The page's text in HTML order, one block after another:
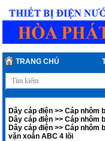
TRANG CHỦ
Dây cáp điện >>Cáp nhôm
Dây cáp điện >>Cáp nhôm
Dây cáp điện >>Cáp nhôm
vặn xoắn ABC 4 lõi